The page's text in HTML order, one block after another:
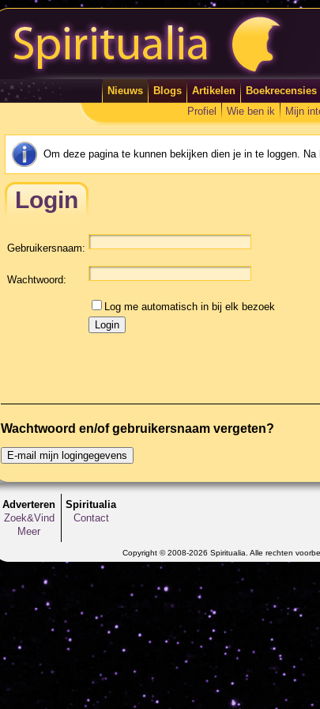
Nieuws Blogs Artikelen Boekrecensies
Profiel
Wie ben ik Mijn
Om deze pagina te kunnen bekijken dien je in te loggen.
Login
Gebruikersnaam:
Wachtwoord:
Log me automatisch in bij elk bezoek
Wachtwoord en/of gebruikersnaam vergeten?
Adverteren
Zoek&Vind
Meer
Spiritualia
Contact
Copyright © 2008-2026 Spiritualia. Alle rechten